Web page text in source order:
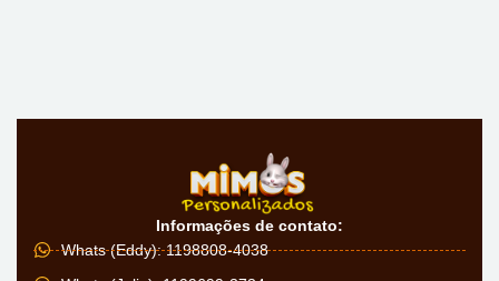
Informações de contato:
Whats (Eddy): 1198808-4038